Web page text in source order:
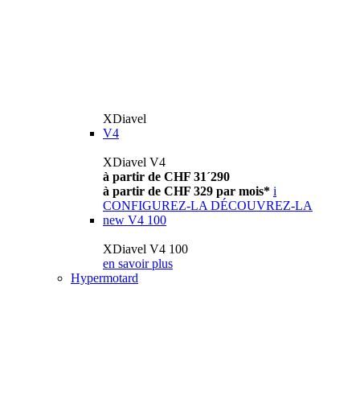
XDiavel
V4
XDiavel V4
à partir de CHF 31´290
à partir de CHF 329 par mois* i
CONFIGUREZ-LA DÉCOUVREZ-LA
new V4 100
XDiavel V4 100
en savoir plus
Hypermotard